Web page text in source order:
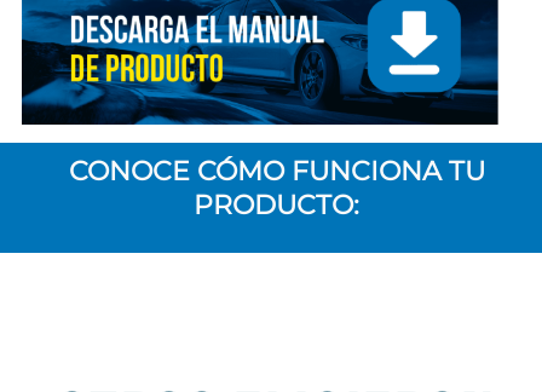
CONOCE CÓMO FUNCIONA TU
PRODUCTO: